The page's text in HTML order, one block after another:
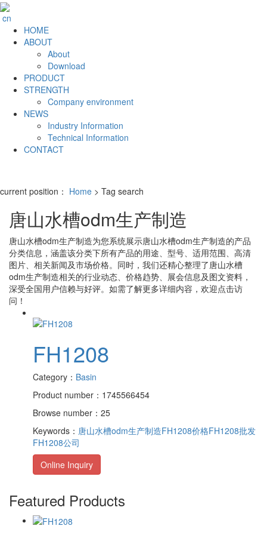
cn
HOME
ABOUT
About
Download
PRODUCT
STRENGTH
Company environment
NEWS
Industry Information
Technical Information
CONTACT
current position： Home > Tag search
唐山水槽odm生产制造
唐山水槽odm生产制造为您系统展示唐山水槽odm生产制造的产品
分类信息，涵盖该分类下所有产品的用途、型号、适用范围、高清
图片、相关新闻及市场价格。同时，我们还精心整理了唐山水槽
odm生产制造相关的行业动态、价格趋势、展会信息及图文资料，
深受全国用户信赖与好评。如需了解更多详细内容，欢迎点击访
问！
FH1208
Category： Basin
Product number：1745566454
Browse number：25
Keywords： 唐山水槽odm生产制造FH1208价格FH1208批发
FH1208公司
Online Inquiry
Featured Products